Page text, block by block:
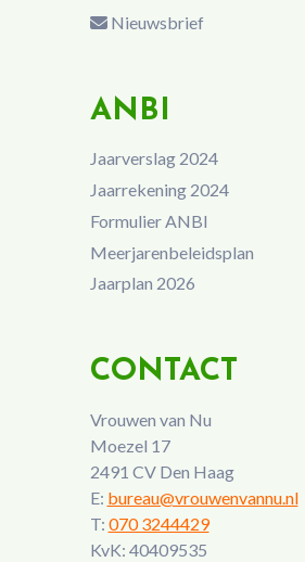
Nieuwsbrief
ANBI
Jaarverslag 2024
Jaarrekening 2024
Formulier ANBI
Meerjarenbeleidsplan
Jaarplan 2026
CONTACT
Vrouwen van Nu
Moezel 17
2491 CV Den Haag
E: bureau@vrouwenvannu.nl
T: 070 3244429
KvK: 40409535